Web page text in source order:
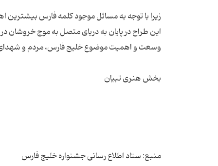
این طراح در پایان به دریای متصل به موج خروشان
منبع: ستاد اطلاع رسانی جشنواره خلیج فارس